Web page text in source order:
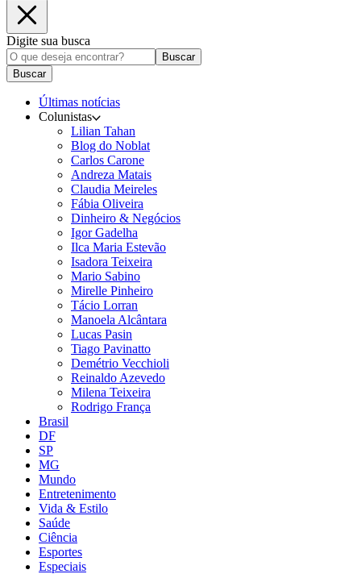
Digite sua busca
Buscar
Buscar
Últimas notícias
Colunistas
Lilian Tahan
Blog do Noblat
Carlos Carone
Andreza Matais
Claudia Meireles
Fábia Oliveira
Dinheiro & Negócios
Igor Gadelha
Ilca Maria Estevão
Isadora Teixeira
Mario Sabino
Mirelle Pinheiro
Tácio Lorran
Manoela Alcântara
Lucas Pasin
Tiago Pavinatto
Demétrio Vecchioli
Reinaldo Azevedo
Milena Teixeira
Rodrigo França
Brasil
DF
SP
MG
Mundo
Entretenimento
Vida & Estilo
Saúde
Ciência
Esportes
Especiais